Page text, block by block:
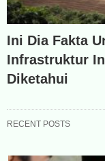
Ini Dia Fakta
Infrastruktur
Diketahui
RECENT POSTS